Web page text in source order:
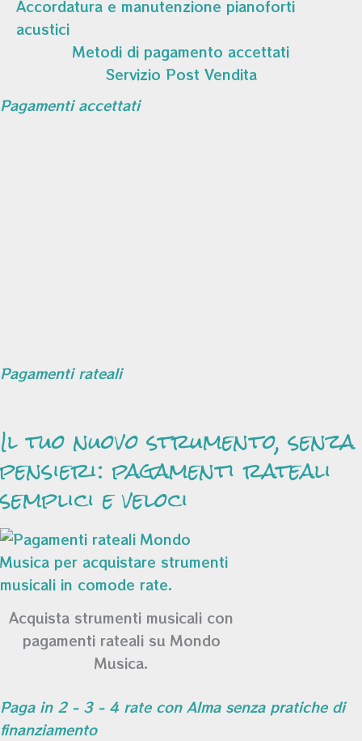
Accordatura e manutenzione pianoforti
acustici
Metodi di pagamento accettati
Servizio Post Vendita
Pagamenti accettati
Pagamenti rateali
Il tuo nuovo strumento, senza
pensieri: pagamenti rateali
semplici e veloci
Acquista strumenti musicali con
pagamenti rateali su Mondo
Musica.
Paga in 2 - 3 - 4 rate con Alma senza pratiche di
finanziamento